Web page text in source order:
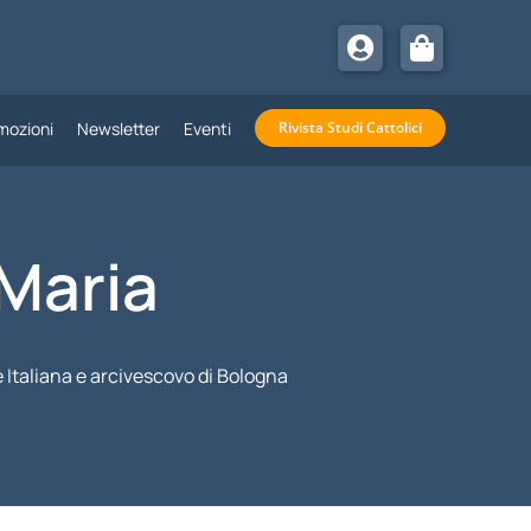
Newsletter Eventi Rivista Studi Cattolici
e arcivescovo di Bologna